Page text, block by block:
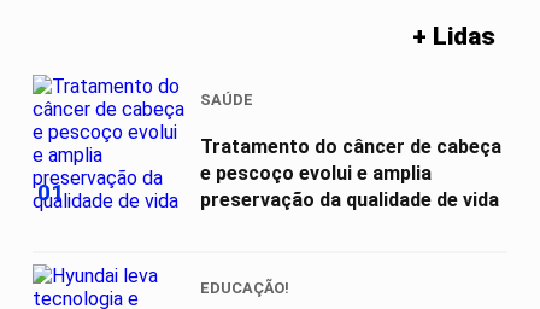
+ Lidas
01
SAÚDE
Tratamento do câncer de cabeça
e pescoço evolui e amplia
preservação da qualidade de vida
EDUCAÇÃO!